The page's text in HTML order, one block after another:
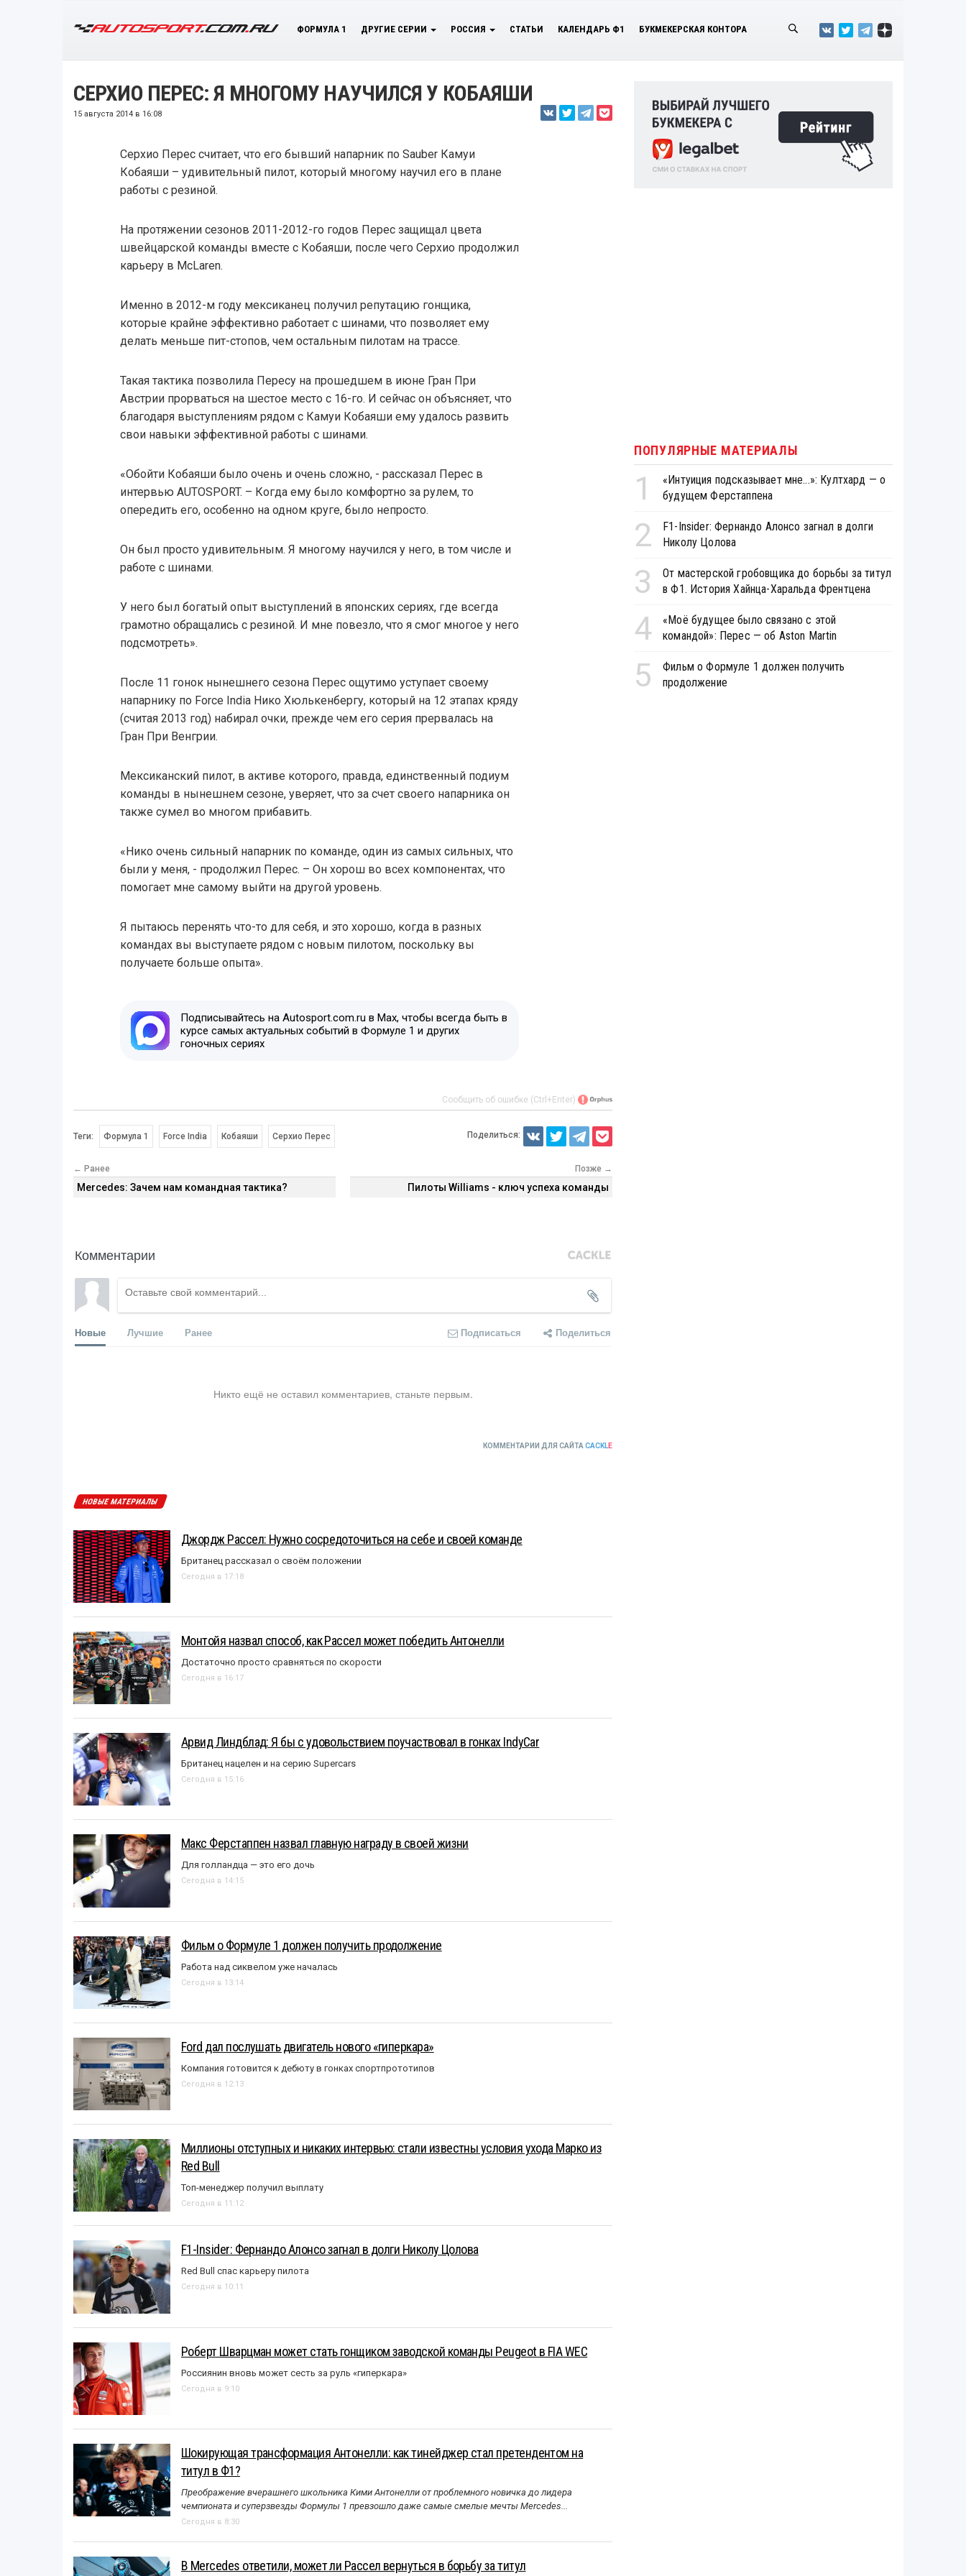
ФОРМУЛА 1 ДРУГИЕ СЕРИИ РОССИЯ СТАТЬИ КАЛЕНДАРЬ Ф1 БУКМЕКЕРСКАЯ КОНТОРА
СЕРХИО ПЕРЕС: Я МНОГОМУ НАУЧИЛСЯ У КОБАЯШИ
15 августа 2014 в 16:08
Серхио Перес считает, что его бывший напарник по Sauber Камуи
Кобаяши – удивительный пилот, который многому научил его в плане
работы с резиной.
На протяжении сезонов 2011-2012-го годов Перес защищал цвета
швейцарской команды вместе с Кобаяши, после чего Серхио продолжил
карьеру в McLaren.
Именно в 2012-м году мексиканец получил репутацию гонщика,
которые крайне эффективно работает с шинами, что позволяет ему
делать меньше пит-стопов, чем остальным пилотам на трассе.
Такая тактика позволила Пересу на прошедшем в июне Гран При
Австрии прорваться на шестое место с 16-го. И сейчас он объясняет, что
благодаря выступлениям рядом с Камуи Кобаяши ему удалось развить
свои навыки эффективной работы с шинами.
«Обойти Кобаяши было очень и очень сложно, - рассказал Перес в
интервью AUTOSPORT. – Когда ему было комфортно за рулем, то
опередить его, особенно на одном круге, было непросто.
Он был просто удивительным. Я многому научился у него, в том числе и
работе с шинами.
У него был богатый опыт выступлений в японских сериях, где всегда
грамотно обращались с резиной. И мне повезло, что я смог многое у него
подсмотреть».
После 11 гонок нынешнего сезона Перес ощутимо уступает своему
напарнику по Force India Нико Хюлькенбергу, который на 12 этапах кряду
(считая 2013 год) набирал очки, прежде чем его серия прервалась на
Гран При Венгрии.
Мексиканский пилот, в активе которого, правда, единственный подиум
команды в нынешнем сезоне, уверяет, что за счет своего напарника он
также сумел во многом прибавить.
«Нико очень сильный напарник по команде, один из самых сильных, что
были у меня, - продолжил Перес. – Он хорош во всех компонентах, что
помогает мне самому выйти на другой уровень.
Я пытаюсь перенять что-то для себя, и это хорошо, когда в разных
командах вы выступаете рядом с новым пилотом, поскольку вы
получаете больше опыта».
Подписывайтесь на Autosport.com.ru в Max, чтобы всегда быть в
курсе самых актуальных событий в Формуле 1 и других
гоночных сериях
Сообщить об ошибке (Ctrl+Enter)
Теги: Формула 1 Force India Кобаяши Серхио Перес Поделиться:
← Ранее
Mercedes: Зачем нам командная тактика?
Позже →
Пилоты Williams - ключ успеха команды
Комментарии
Новые Лучшие Ранее Подписаться Поделиться
Никто ещё не оставил комментариев, станьте первым.
КОММЕНТАРИИ ДЛЯ САЙТА CACKLE
НОВЫЕ МАТЕРИАЛЫ
Джордж Рассел: Нужно сосредоточиться на себе и своей команде
Британец рассказал о своём положении
Сегодня в 17:18
Монтойя назвал способ, как Рассел может победить Антонелли
Достаточно просто сравняться по скорости
Сегодня в 16:17
Арвид Линдблад: Я бы с удовольствием поучаствовал в гонках IndyCar
Британец нацелен и на серию Supercars
Сегодня в 15:16
Макс Ферстаппен назвал главную награду в своей жизни
Для голландца — это его дочь
Сегодня в 14:15
Фильм о Формуле 1 должен получить продолжение
Работа над сиквелом уже началась
Сегодня в 13:14
Ford дал послушать двигатель нового «гиперкара»
Компания готовится к дебюту в гонках спортпрототипов
Сегодня в 12:13
Миллионы отступных и никаких интервью: стали известны условия ухода Марко из
Red Bull
Топ-менеджер получил выплату
Сегодня в 11:12
F1-Insider: Фернандо Алонсо загнал в долги Николу Цолова
Red Bull спас карьеру пилота
Сегодня в 10:11
Роберт Шварцман может стать гонщиком заводской команды Peugeot в FIA WEC
Россиянин вновь может сесть за руль «гиперкара»
Сегодня в 9:10
Шокирующая трансформация Антонелли: как тинейджер стал претендентом на
титул в Ф1?
Преображение вчерашнего школьника Кими Антонелли от проблемного новичка до лидера
чемпионата и суперзвезды Формулы 1 превзошло даже самые смелые мечты Mercedes...
Сегодня в 8:30
В Mercedes ответили, может ли Рассел вернуться в борьбу за титул
ПОПУЛЯРНЫЕ МАТЕРИАЛЫ
1
«Интуиция подсказывает мне...»: Култхард — о
будущем Ферстаппена
2
F1-Insider: Фернандо Алонсо загнал в долги
Николу Цолова
3
От мастерской гробовщика до борьбы за титул
в Ф1. История Хайнца-Харальда Френтцена
4
«Моё будущее было связано с этой
командой»: Перес — об Aston Martin
5
Фильм о Формуле 1 должен получить
продолжение